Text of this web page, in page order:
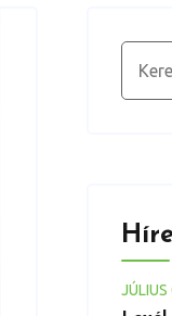
JÚLIUS